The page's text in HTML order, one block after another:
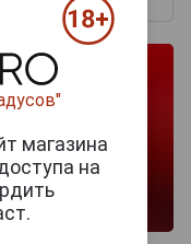
магазина
на